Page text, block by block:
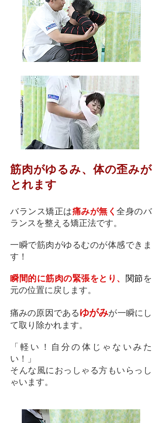
筋肉がゆるみ、体の歪みが
とれます
バランス矯正は痛みが無く全身のバ
ランスを整える矯正法です。
一瞬で筋肉がゆるむのが体感できま
す！
瞬間的に筋肉の緊張をとり、 関節 を
元の位置に戻します。
痛みの原因であるゆがみが一瞬にし
て取り除かれます。
「軽い！自分の体じゃないみた
い！」
そんな風におっしゃる方もいらっし
ゃいます。